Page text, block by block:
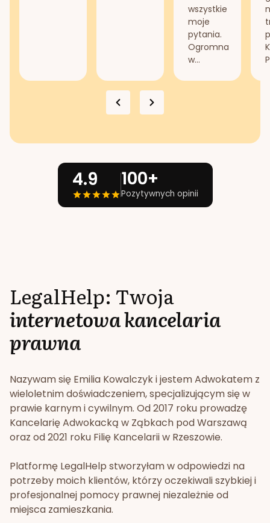
wszystkie
moje
pytania.
Ogromna
w...
4.9 100+
Pozytywnych opinii
LegalHelp: Twoja
internetowa kancelaria
prawna
Nazywam się Emilia Kowalczyk i jestem Adwokatem z
wieloletnim doświadczeniem, specjalizującym się w
prawie karnym i cywilnym. Od 2017 roku prowadzę
Kancelarię Adwokacką w Ząbkach pod Warszawą
oraz od 2021 roku Filię Kancelarii w Rzeszowie.
Platformę LegalHelp stworzyłam w odpowiedzi na
potrzeby moich klientów, którzy oczekiwali szybkiej i
profesjonalnej pomocy prawnej niezależnie od
miejsca zamieszkania.